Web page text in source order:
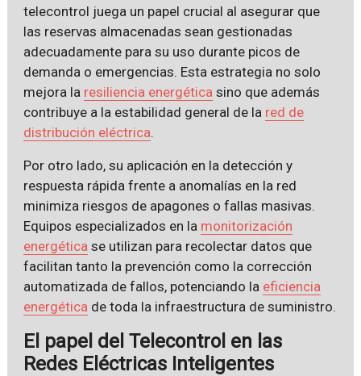
telecontrol juega un papel crucial al asegurar que
las reservas almacenadas sean gestionadas
adecuadamente para su uso durante picos de
demanda o emergencias. Esta estrategia no solo
mejora la resiliencia energética sino que además
contribuye a la estabilidad general de la red de
distribución eléctrica.
Por otro lado, su aplicación en la detección y
respuesta rápida frente a anomalías en la red
minimiza riesgos de apagones o fallas masivas.
Equipos especializados en la monitorización
energética se utilizan para recolectar datos que
facilitan tanto la prevención como la corrección
automatizada de fallos, potenciando la eficiencia
energética de toda la infraestructura de suministro.
El papel del Telecontrol en las
Redes Eléctricas Inteligentes